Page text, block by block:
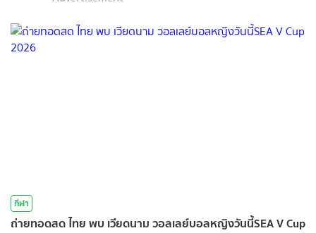
กีฬา
ถ่ายทอดสด ไทย พบ เวียดนาม วอลเลย์บอลหญิงวันนี้SEA V Cup